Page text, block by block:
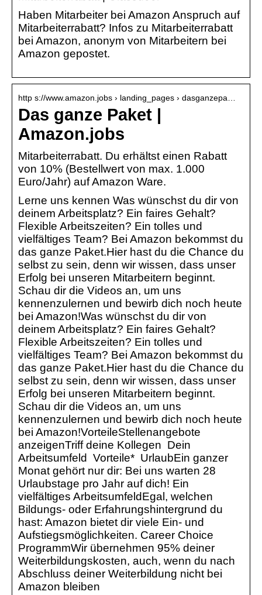
Haben Mitarbeiter bei Amazon Anspruch auf
Mitarbeiterrabatt? Infos zu Mitarbeiterrabatt
bei Amazon, anonym von Mitarbeitern bei
Amazon gepostet.
http s://www.amazon.jobs › landing_pages › dasganzepa…
Das ganze Paket |
Amazon.jobs
Mitarbeiterrabatt. Du erhältst einen Rabatt
von 10% (Bestellwert von max. 1.000
Euro/Jahr) auf Amazon Ware.
Lerne uns kennen Was wünschst du dir von
deinem Arbeitsplatz? Ein faires Gehalt?
Flexible Arbeitszeiten? Ein tolles und
vielfältiges Team? Bei Amazon bekommst du
das ganze Paket.Hier hast du die Chance du
selbst zu sein, denn wir wissen, dass unser
Erfolg bei unseren Mitarbeitern beginnt.
Schau dir die Videos an, um uns
kennenzulernen und bewirb dich noch heute
bei Amazon!Was wünschst du dir von
deinem Arbeitsplatz? Ein faires Gehalt?
Flexible Arbeitszeiten? Ein tolles und
vielfältiges Team? Bei Amazon bekommst du
das ganze Paket.Hier hast du die Chance du
selbst zu sein, denn wir wissen, dass unser
Erfolg bei unseren Mitarbeitern beginnt.
Schau dir die Videos an, um uns
kennenzulernen und bewirb dich noch heute
bei Amazon!VorteileStellenangebote
anzeigenTriff deine Kollegen Dein
Arbeitsumfeld Vorteile* UrlaubEin ganzer
Monat gehört nur dir: Bei uns warten 28
Urlaubstage pro Jahr auf dich! Ein
vielfältiges ArbeitsumfeldEgal, welchen
Bildungs- oder Erfahrungshintergrund du
hast: Amazon bietet dir viele Ein- und
Aufstiegsmöglichkeiten. Career Choice
ProgrammWir übernehmen 95% deiner
Weiterbildungskosten, auch, wenn du nach
Abschluss deiner Weiterbildung nicht bei
Amazon bleiben